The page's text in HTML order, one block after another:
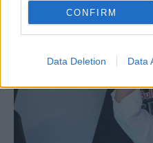
CONFIRM
Data Deletion Data
Egy példa a múltból
Dányi Gyöngyi - 2023. 01. 30.